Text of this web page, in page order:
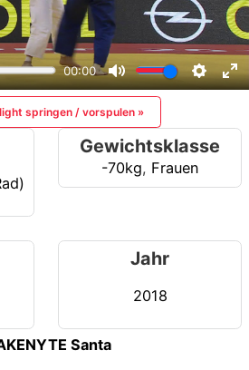
springen / vorspulen »
Gewichtsklasse
-70kg, Frauen
Jahr
2018
Santa